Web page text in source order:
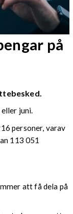
på
juni.
personer, varav
113 051
att få dela på